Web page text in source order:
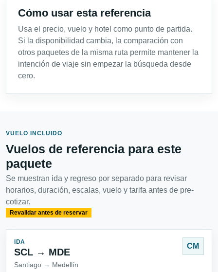
Cómo usar esta referencia
Usa el precio, vuelo y hotel como punto de partida.
Si la disponibilidad cambia, la comparación con
otros paquetes de la misma ruta permite mantener la
intención de viaje sin empezar la búsqueda desde
cero.
VUELO INCLUIDO
Vuelos de referencia para este
paquete
Se muestran ida y regreso por separado para revisar
horarios, duración, escalas, vuelo y tarifa antes de pre-
cotizar.
Revalidar antes de reservar
IDA
SCL → MDE
Santiago → Medellín
CM